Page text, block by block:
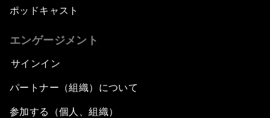
ポッドキャスト
エンゲージメント
サインイン
パートナー（組織）について
参加する（個人、組織）